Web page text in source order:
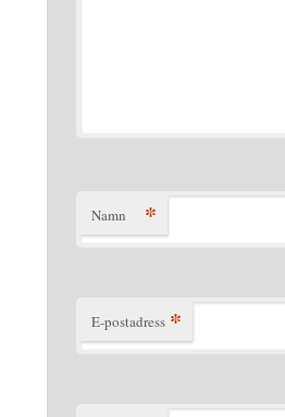
Namn *
E-postadress *